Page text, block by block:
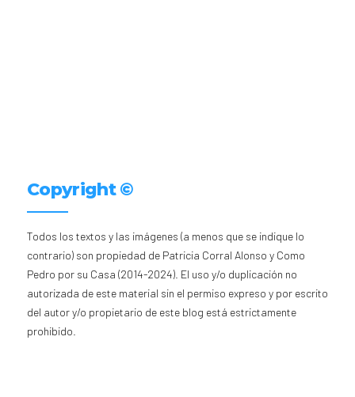
Copyright ©
Todos los textos y las imágenes (a menos que se indique lo
contrario) son propiedad de Patricia Corral Alonso y Como
Pedro por su Casa (2014-2024). El uso y/o duplicación no
autorizada de este material sin el permiso expreso y por escrito
del autor y/o propietario de este blog está estrictamente
prohibido.